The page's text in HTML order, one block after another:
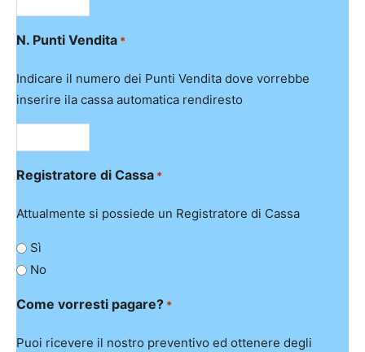
N. Punti Vendita *
Indicare il numero dei Punti Vendita dove vorrebbe
inserire ila cassa automatica rendiresto
Registratore di Cassa *
Attualmente si possiede un Registratore di Cassa
Sì
No
Come vorresti pagare? *
Puoi ricevere il nostro preventivo ed ottenere degli